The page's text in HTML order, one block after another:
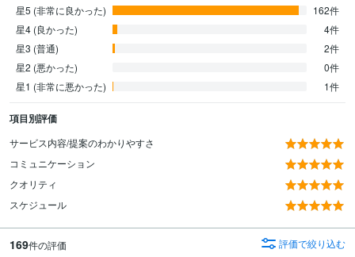
星5 (非常に良かった)
162件
星4 (良かった)
4件
星3 (普通)
2件
星2 (悪かった)
0件
星1 (非常に悪かった)
1件
項目別評価
サービス内容/提案のわかりやすさ
コミュニケーション
クオリティ
スケジュール
169件の評価 評価で絞り込む